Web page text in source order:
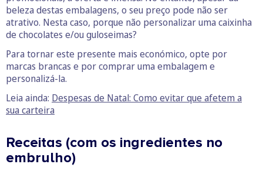
beleza destas embalagens, o seu preço pode não ser
atrativo. Nesta caso, porque não personalizar uma caixinha
de chocolates e/ou guloseimas?
Para tornar este presente mais económico, opte por
marcas brancas e por comprar uma embalagem e
personalizá-la.
Leia ainda: Despesas de Natal: Como evitar que afetem a
sua carteira
Receitas (com os ingredientes no
embrulho)